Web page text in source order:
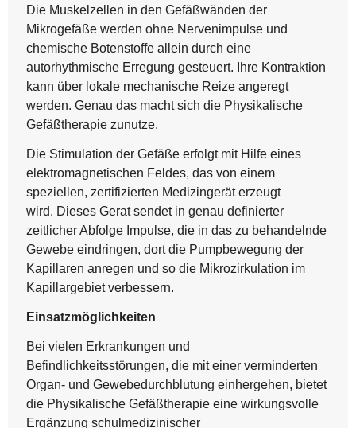
Die Muskelzellen in den Gefäßwänden der
Mikrogefäße werden ohne Nervenimpulse und
chemische Botenstoffe allein durch eine
autorhythmische Erregung gesteuert. Ihre Kontraktion
kann über lokale mechanische Reize angeregt
werden. Genau das macht sich die Physikalische
Gefäßtherapie zunutze.
Die Stimulation der Gefäße erfolgt mit Hilfe eines
elektromagnetischen Feldes, das von einem
speziellen, zertifizierten Medizingerät erzeugt
wird. Dieses Gerat sendet in genau definierter
zeitlicher Abfolge Impulse, die in das zu behandelnde
Gewebe eindringen, dort die Pumpbewegung der
Kapillaren anregen und so die Mikrozirkulation im
Kapillargebiet verbessern.
Einsatzmöglichkeiten
Bei vielen Erkrankungen und
Befindlichkeitsstörungen, die mit einer verminderten
Organ- und Gewebedurchblutung einhergehen, bietet
die Physikalische Gefäßtherapie eine wirkungsvolle
Ergänzung schulmedizinischer